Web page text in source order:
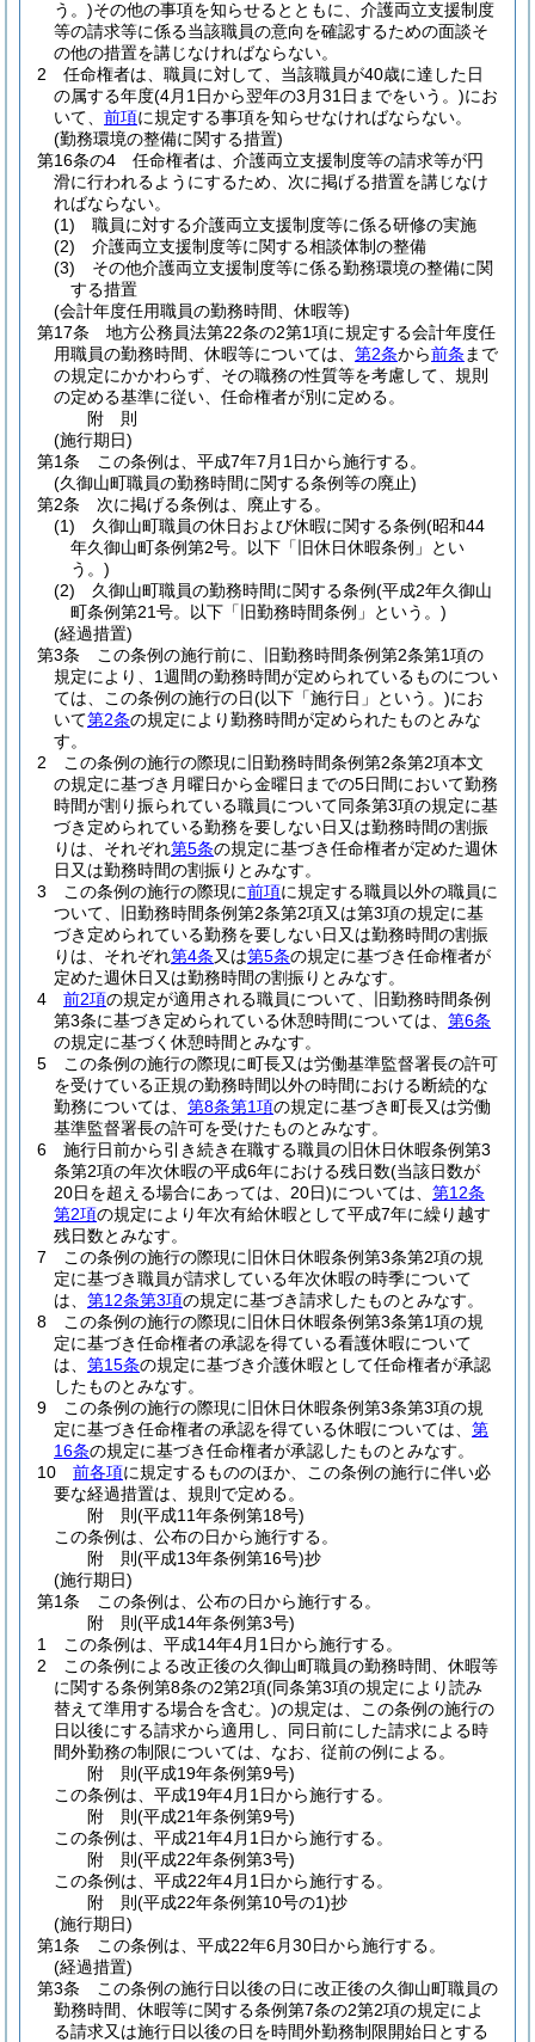
う。)その他の事項を知らせるとともに、介護両立支援制度
等の請求等に係る当該職員の意向を確認するための面談そ
の他の措置を講じなければならない。
2
任命権者は、職員に対して、当該職員が40歳に達した日
の属する年度(4月1日から翌年の3月31日までをいう。)にお
いて、 前項に規定する事項を知らせなければならない。
(勤務環境の整備に関する措置)
第16条の4
任命権者は、介護両立支援制度等の請求等が円
滑に行われるようにするため、次に掲げる措置を講じなけ
ればならない。
(1)
職員に対する介護両立支援制度等に係る研修の実施
(2)
介護両立支援制度等に関する相談体制の整備
(3)
その他介護両立支援制度等に係る勤務環境の整備に関
する措置
(会計年度任用職員の勤務時間、休暇等)
第17条
地方公務員法第22条の2第1項に規定する会計年度任
用職員の勤務時間、休暇等については、 第2条から前条 まで
の規定にかかわらず、その職務の性質等を考慮して、規則
の定める基準に従い、任命権者が別に定める。
附 則
(施行期日)
第1条
この条例は、平成7年7月1日から施行する。
(久御山町職員の勤務時間に関する条例等の廃止)
第2条
次に掲げる条例は、廃止する。
(1)
久御山町職員の休日および休暇に関する条例(昭和44
年久御山町条例第2号。以下「旧休日休暇条例」とい
う。)
(2)
久御山町職員の勤務時間に関する条例(平成2年久御山
町条例第21号。以下「旧勤務時間条例」という。)
(経過措置)
第3条
この条例の施行前に、旧勤務時間条例第2条第1項の
規定により、1週間の勤務時間が定められているものについ
ては、この条例の施行の日(以下「施行日」という。)にお
いて第2条の規定により勤務時間が定められたものとみな
す。
2
この条例の施行の際現に旧勤務時間条例第2条第2項本文
の規定に基づき月曜日から金曜日までの5日間において勤務
時間が割り振られている職員について同条第3項の規定に基
づき定められている勤務を要しない日又は勤務時間の割振
りは、それぞれ第5条の規定に基づき任命権者が定めた週休
日又は勤務時間の割振りとみなす。
3
この条例の施行の際現に前項に規定する職員以外の職員に
ついて、旧勤務時間条例第2条第2項又は第3項の規定に基
づき定められている勤務を要しない日又は勤務時間の割振
りは、それぞれ第4条又は第5条の規定に基づき任命権者が
定めた週休日又は勤務時間の割振りとみなす。
4
前2項の規定が適用される職員について、旧勤務時間条例
第3条に基づき定められている休憩時間については、 第6条
の規定に基づく休憩時間とみなす。
5
この条例の施行の際現に町長又は労働基準監督署長の許可
を受けている正規の勤務時間以外の時間における断続的な
勤務については、 第8条第1項の規定に基づき町長又は労働
基準監督署長の許可を受けたものとみなす。
6
施行日前から引き続き在職する職員の旧休日休暇条例第3
条第2項の年次休暇の平成6年における残日数(当該日数が
20日を超える場合にあっては、20日)については、 第12条
第2項の規定により年次有給休暇として平成7年に繰り越す
残日数とみなす。
7
この条例の施行の際現に旧休日休暇条例第3条第2項の規
定に基づき職員が請求している年次休暇の時季について
は、 第12条第3項の規定に基づき請求したものとみなす。
8
この条例の施行の際現に旧休日休暇条例第3条第1項の規
定に基づき任命権者の承認を得ている看護休暇について
は、 第15条の規定に基づき介護休暇として任命権者が承認
したものとみなす。
9
この条例の施行の際現に旧休日休暇条例第3条第3項の規
定に基づき任命権者の承認を得ている休暇については、 第
16条の規定に基づき任命権者が承認したものとみなす。
10
前各項に規定するもののほか、この条例の施行に伴い必
要な経過措置は、規則で定める。
附 則(平成11年条例第18号)
この条例は、公布の日から施行する。
附 則(平成13年条例第16号)抄
(施行期日)
第1条
この条例は、公布の日から施行する。
附 則(平成14年条例第3号)
1
この条例は、平成14年4月1日から施行する。
2
この条例による改正後の久御山町職員の勤務時間、休暇等
に関する条例第8条の2第2項(同条第3項の規定により読み
替えて準用する場合を含む。)の規定は、この条例の施行の
日以後にする請求から適用し、同日前にした請求による時
間外勤務の制限については、なお、従前の例による。
附 則(平成19年条例第9号)
この条例は、平成19年4月1日から施行する。
附 則(平成21年条例第9号)
この条例は、平成21年4月1日から施行する。
附 則(平成22年条例第3号)
この条例は、平成22年4月1日から施行する。
附 則(平成22年条例第10号の1)抄
(施行期日)
第1条
この条例は、平成22年6月30日から施行する。
(経過措置)
第3条
この条例の施行日以後の日に改正後の久御山町職員の
勤務時間、休暇等に関する条例第7条の2第2項の規定によ
る請求又は施行日以後の日を時間外勤務制限開始日とする